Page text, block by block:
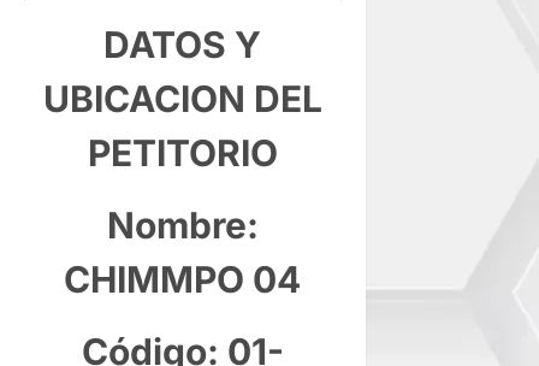
DATOS Y
UBICACION DEL
PETITORIO
Nombre:
CHIMMPO 04
Código: 01-